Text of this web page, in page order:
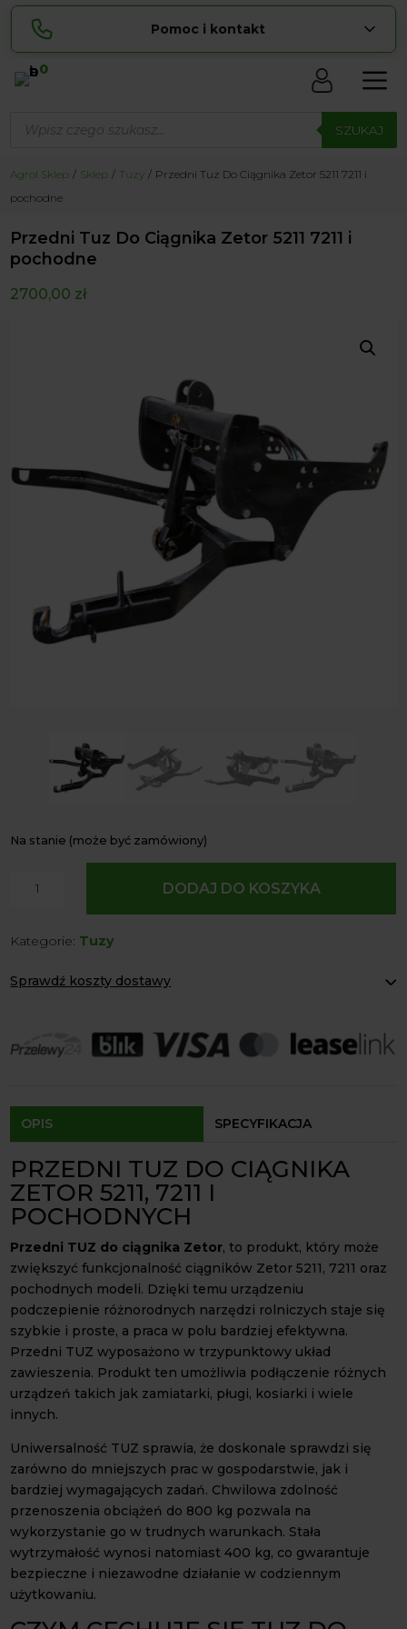
Pomoc i kontakt
Lucyna
pokaż numer
534 853 ... pokaż numer
0
produktów SZUKAJ
Agrol Sklep Sklep Tuzy
Przedni Tuz Do Ciągnika Zetor 5211 7211 i
pochodne
Przedni Tuz Do Ciągnika Zetor 5211 7211 i
pochodne
2700,00 zł
Na stanie (może być zamówiony)
Do
Zetor
i
DODAJ DO KOSZYKA
Kategorie: Tuzy
Sprawdź koszty dostawy
Agrol transport: 200 zł
Agrol transport gabaryty: ustalane indywidualnie
Dostępność form dostawy i ceny uzależniona od produktu.
OPIS SPECYFIKACJA
PRZEDNI TUZ DO CIĄGNIKA
ZETOR 5211, 7211 I
POCHODNYCH
Przedni TUZ do ciągnika Zetor, to produkt, który może
zwiększyć funkcjonalność ciągników Zetor 5211, 7211 oraz
pochodnych modeli. Dzięki temu urządzeniu
podczepienie różnorodnych narzędzi rolniczych staje się
szybkie i proste, a praca w polu bardziej efektywna.
Przedni TUZ wyposażono w trzypunktowy układ
zawieszenia. Produkt ten umożliwia podłączenie różnych
urządzeń takich jak zamiatarki, pługi, kosiarki i wiele
innych.
Uniwersalność TUZ sprawia, że doskonale sprawdzi się
zarówno do mniejszych prac w gospodarstwie, jak i
bardziej wymagających zadań. Chwilowa zdolność
przenoszenia obciążeń do 800 kg pozwala na
wykorzystanie go w trudnych warunkach. Stała
wytrzymałość wynosi natomiast 400 kg, co gwarantuje
bezpieczne i niezawodne działanie w codziennym
użytkowaniu.